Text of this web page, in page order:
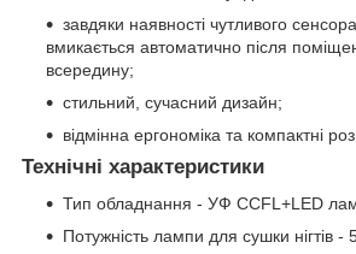
завдяки наявності чутливого
вмикається автоматично після
всередину;
стильний, сучасний дизайн;
відмінна ергономіка та компактні
Технічні характеристики
Тип обладнання - УФ CCFL+LED
Потужність лампи для сушки нігтів -